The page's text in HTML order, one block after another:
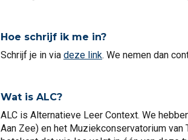
Hoe schrijf ik me in?
Schrijf jein via deze link. We nemen dan
Wat is ALC?
ALC is Alternatieve Leer Context. We
Aan Zee) en het Muziekconservatorium van